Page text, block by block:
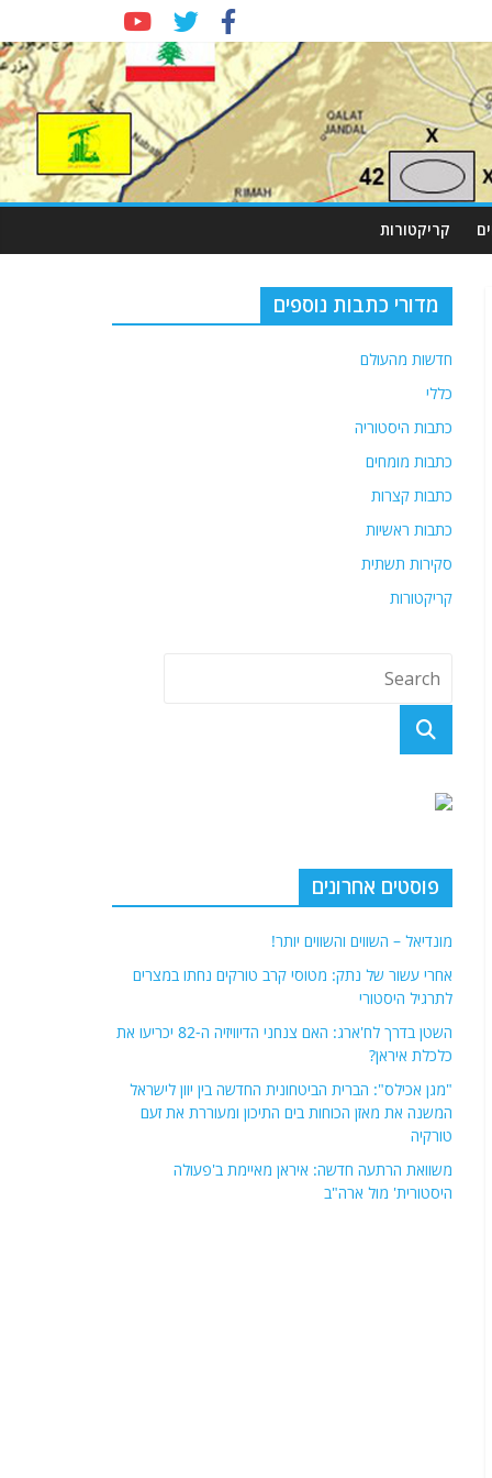
קריקטורות
מדורי כתבות נוספים
חדשות מהעולם
כללי
כתבות היסטוריה
כתבות מומחים
כתבות קצרות
כתבות ראשיות
סקירות תשתית
קריקטורות
פוסטים אחרונים